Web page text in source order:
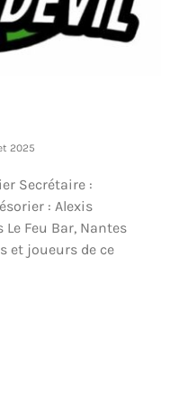
2025
Secrétaire :
: Alexis
Feu Bar, Nantes
et joueurs de ce